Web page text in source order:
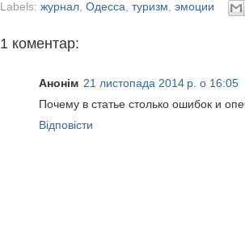
Labels: журнал, Одесса, туризм, эмоции
1 коментар:
Анонім 21 листопада 2014 р. о 16:05
Почему в статье столько ошибок и
Відповісти